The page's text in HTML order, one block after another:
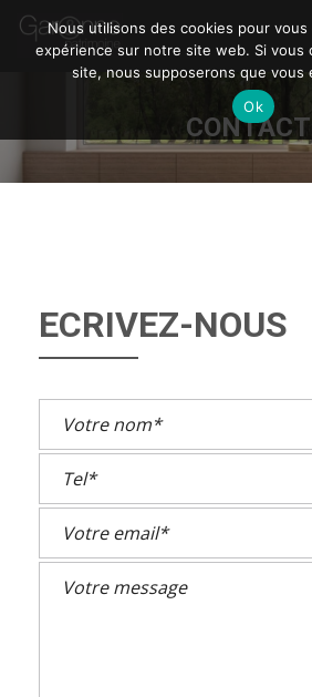
CONTACT
ECRIVEZ-NOUS
Nous utilisons des cookies pour vous
expérience sur notre site web. Si vous
site, nous supposerons que vous
Ok